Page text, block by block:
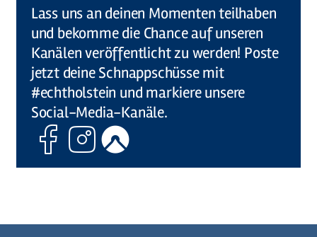
Lass uns an deinen Momenten teilhaben
und bekomme die Chance auf unseren
Kanälen veröffentlicht zu werden! Poste
jetzt deine Schnappschüsse mit
#echtholstein und markiere unsere
Social-Media-Kanäle.
FacebookInstagram
Komoot